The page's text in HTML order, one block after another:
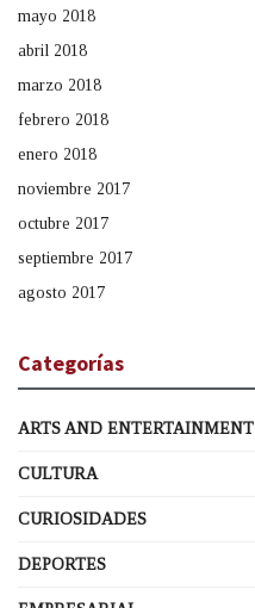
mayo 2018
abril 2018
marzo 2018
febrero 2018
enero 2018
noviembre 2017
octubre 2017
septiembre 2017
agosto 2017
Categorías
ARTS AND ENTERTAINMENT
CULTURA
CURIOSIDADES
DEPORTES